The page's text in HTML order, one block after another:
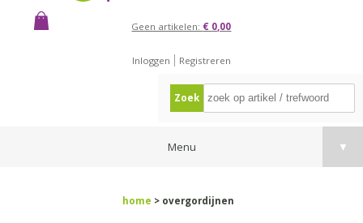
Geen artikelen: € 0,00
Inloggen Registreren
Zoek
Menu ▼
home > overgordijnen